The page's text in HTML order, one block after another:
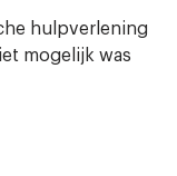
hulpverlening
mogelijk was